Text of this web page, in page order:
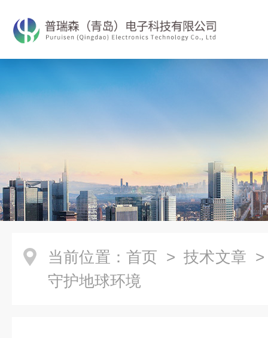
当前位置： 首页 > 技术文章
守护地球环境